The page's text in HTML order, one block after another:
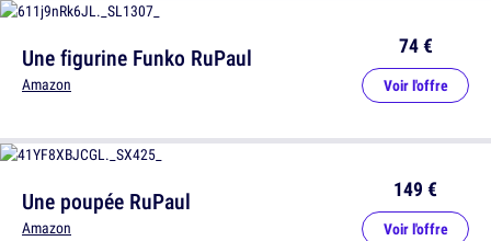
Une figurine Funko RuPaul
Amazon
74 €
Voir l'offre
Une poupée RuPaul
Amazon
149 €
Voir l'offre